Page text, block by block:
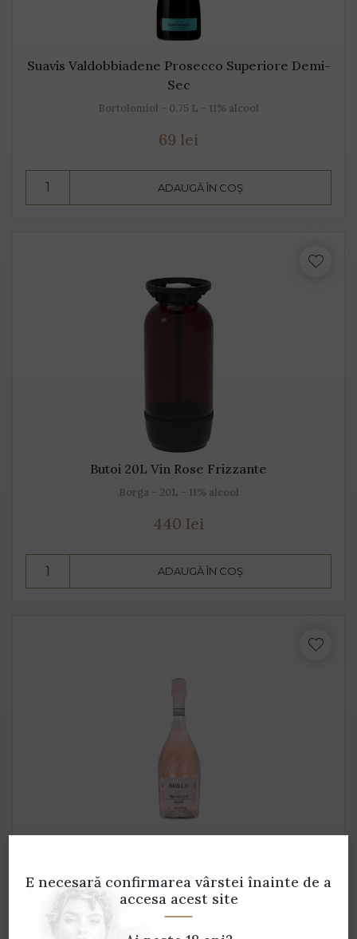
Suavis Valdobbiadene Prosecco Superiore Demi-
Sec
Bortolomiol - 0.75 L - 11% alcool
69 lei
ADAUGĂ ÎN COȘ
Butoi 20L Vin Rose Frizzante
Borga - 20L - 11% alcool
440 lei
ADAUGĂ ÎN COȘ
Botter - 0.75 L - 11% alcool
55 lei
E necesară confirmarea vârstei înainte de a
accesa acest site